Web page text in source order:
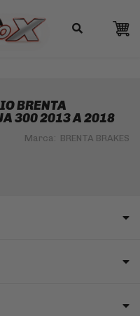
BRENTA
300 2013 A 2018
Marca: BRENTA BRAKES